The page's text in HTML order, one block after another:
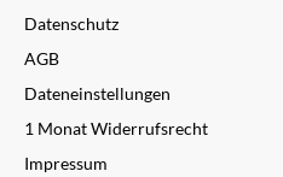
Datenschutz
AGB
Dateneinstellungen
1 Monat Widerrufsrecht
Impressum